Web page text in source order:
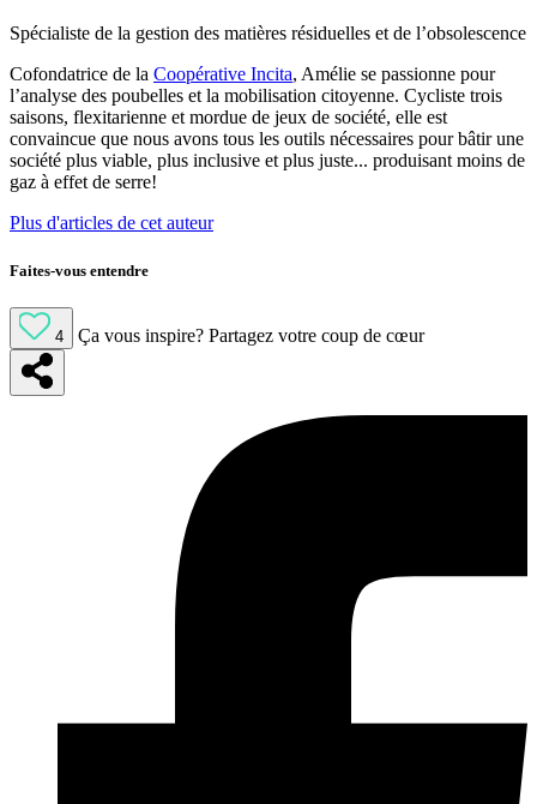
Spécialiste de la gestion des matières résiduelles et de l’obsolescence
Cofondatrice de la Coopérative Incita, Amélie se passionne pour
l’analyse des poubelles et la mobilisation citoyenne. Cycliste trois
saisons, flexitarienne et mordue de jeux de société, elle est
convaincue que nous avons tous les outils nécessaires pour bâtir une
société plus viable, plus inclusive et plus juste... produisant moins de
gaz à effet de serre!
Plus d'articles de cet auteur
Faites-vous entendre
4 Ça vous inspire? Partagez votre coup de cœur